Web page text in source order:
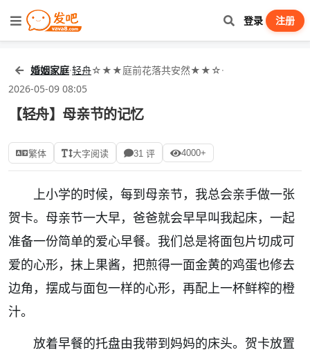
登录 注册
婚姻家庭·轻舟☆★★庭前花落共安然★★☆·
2026-05-09 08:05
【轻舟】母亲节的记忆
繁体 大字阅读 31 评 4000+
上小学的时候，每到母亲节，我总会亲手做一张
贺卡。母亲节一大早，爸爸就会早早叫我起床，一起
准备一份简单的爱心早餐。我们总是将面包片切成可
爱的心形，抹上果酱，把煎得一面金黄的鸡蛋也修去
边角，摆成与面包一样的心形，再配上一杯鲜榨的橙
汁。
放着早餐的托盘由我带到妈妈的床头。贺卡放置